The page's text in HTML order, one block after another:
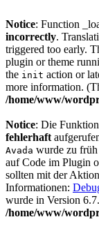
Notice: Function
incorrectly.
triggered too early.
plugin or theme
the init action or
more information.
/home/www/
Notice: Die
fehlerhaft
Avada wurde zu
auf Code im Plugin
sollten mit der Aktion
Informationen:
wurde in Version
/home/www/